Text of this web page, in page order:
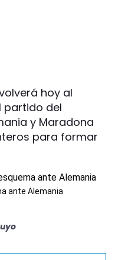
hoy al
partido del
y Maradona
para formar
ante Alemania